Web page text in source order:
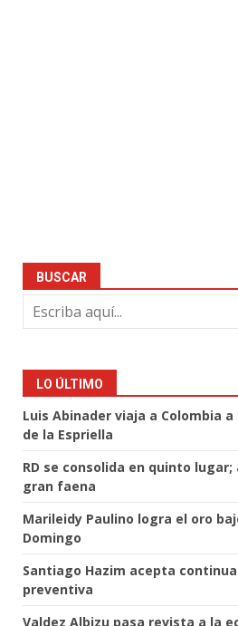
BUSCAR
LO ÚLTIMO
Luis Abinader viaja a Colombia
de la Espriella
RD se consolida en quinto
gran faena
Marileidy Paulino logra el oro
Domingo
Santiago Hazim acepta
preventiva
Valdez Albizu pasa revista a la